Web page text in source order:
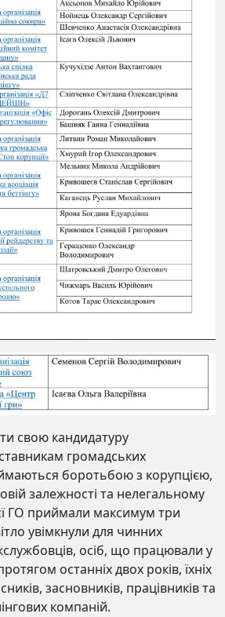
свою кандидатуру
громадських
боротьбою з корупцією,
залежності та нелегальному
ГО приймали максимум три
увімкнули для чинних
осіб, що працювали у
останніх двох років, їхніх
засновників, працівників та
компаній.